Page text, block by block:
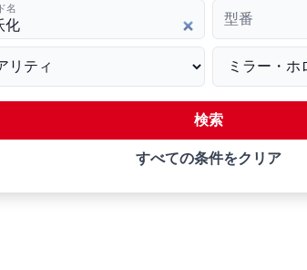
名
型番
検索
すべての条件をクリア